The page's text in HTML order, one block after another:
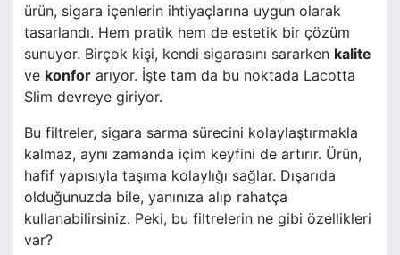
ürün, sigara içenlerin ihtiyaçlarına uygun olarak
tasarlandı. Hem pratik hem de estetik bir çözüm
sunuyor. Birçok kişi, kendi sigarasını sararken kalite
ve konfor arıyor. İşte tam da bu noktada Lacotta
Slim devreye giriyor.
Bu filtreler, sigara sarma sürecini kolaylaştırmakla
kalmaz, aynı zamanda içim keyfini de artırır. Ürün,
hafif yapısıyla taşıma kolaylığı sağlar. Dışarıda
olduğunuzda bile, yanınıza alıp rahatça
kullanabilirsiniz. Peki, bu filtrelerin ne gibi özellikleri
var?